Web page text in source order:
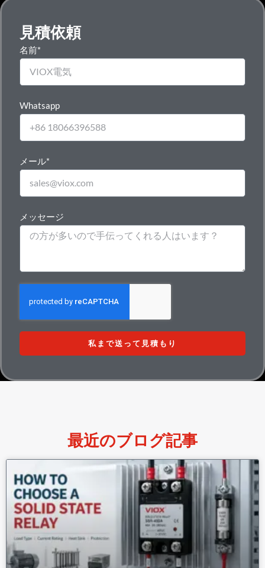
見積依頼
名前*
Whatsapp
メール*
メッセージ
私まで送って見積もり
最近のブログ記事